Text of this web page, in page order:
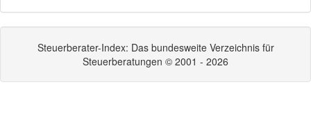
Steuerberater-Index: Das bundesweite Verzeichnis für
Steuerberatungen © 2001 - 2026